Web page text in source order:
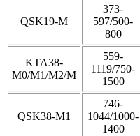
QSK19-M
373-
597/500-
800
KTA38-
M0/M1/M2/M
559-
1119/750-
1500
QSK38-M1
746-
1044/1000-
1400